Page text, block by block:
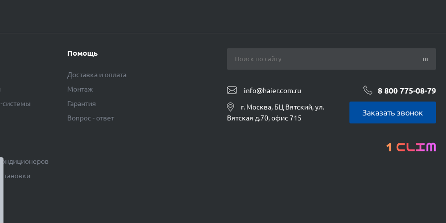
системы
Помощь
Доставка и оплата
Монтаж
Гарантия
Вопрос - ответ
info@haier.com.ru 8 800 775-08-79
г. Москва, БЦ Вятский, ул.
Вятская д.70, офис 715
Заказать звонок